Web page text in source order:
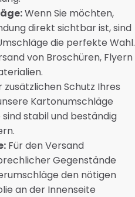
Wenn Sie möchten,
direkt sichtbar ist, sind
die perfekte Wahl.
von Broschüren, Flyern
zusätzlichen Schutz Ihres
Kartonumschläge
stabil und beständig
Für den Versand
Gegenstände
den nötigen
an der Innenseite